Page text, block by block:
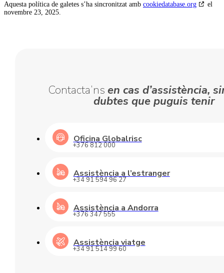
Aquesta política de galetes s’ha sincronitzat amb cookiedatabase.org
el
novembre 23, 2025.
Contacta’ns en cas d’assistència,
dubtes que puguis tenir
Oficina Globalrisc
+376 812 000
Assistència a l’estranger
+34 91 594 96 27
Assistència a Andorra
+376 347 555
Assistència viatge
+34 91 514 99 60